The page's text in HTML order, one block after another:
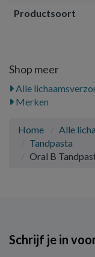
Productsoort
Shop meer
Alle
Merken
Home Alle
Tandpasta
Oral B
Schrijf je in